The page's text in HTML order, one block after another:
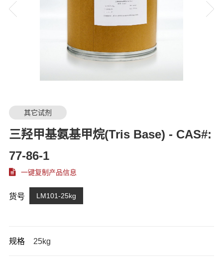
其它试剂
三羟甲基氨基甲烷(Tris Base) - CAS#:
77-86-1
一键复制产品信息
货号 LM101-25kg
规格 25kg